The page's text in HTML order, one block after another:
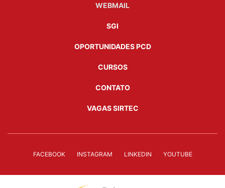
WEBMAIL
SGI
OPORTUNIDADES PCD
CURSOS
CONTATO
VAGAS SIRTEC
FACEBOOK INSTAGRAM LINKEDIN YOUTUBE